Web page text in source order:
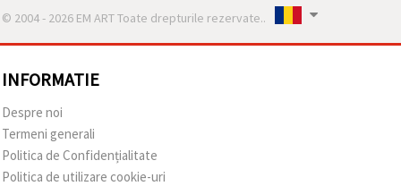
© 2004 - 2026 EM ART Toate drepturile rezervate..
INFORMATIE
Despre noi
Termeni generali
Politica de Confidențialitate
Politica de utilizare cookie-uri